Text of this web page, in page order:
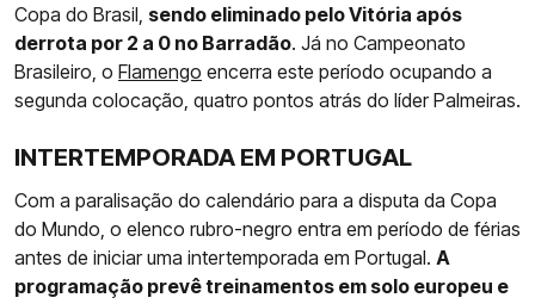
Copa do Brasil, sendo eliminado pelo Vitória após
derrota por 2 a 0 no Barradão. Já no Campeonato
Brasileiro, o Flamengo encerra este período ocupando a
segunda colocação, quatro pontos atrás do líder Palmeiras.
INTERTEMPORADA EM PORTUGAL
Com a paralisação do calendário para a disputa da Copa
do Mundo, o elenco rubro-negro entra em período de férias
antes de iniciar uma intertemporada em Portugal. A
programação prevê treinamentos em solo europeu e